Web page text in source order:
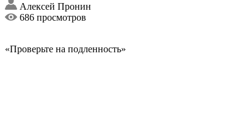
Алексей Пронин
686 просмотров
«Проверьте на подленность»